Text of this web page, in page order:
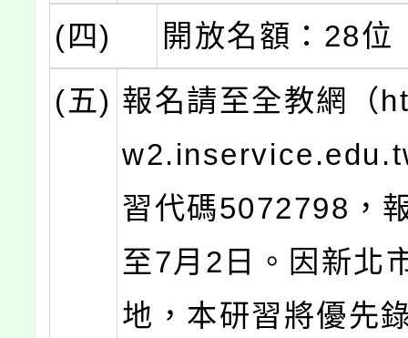
(四)
開放名額：28位
(五) 報名請至全教網（
習代碼5072798，
至7月2日。因新北
地，本研習將優先